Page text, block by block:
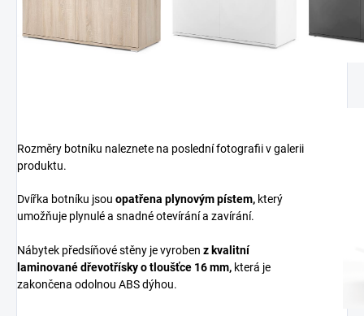
Rozměry botníku naleznete na poslední fotografii v galerii
produktu.
Dvířka botníku jsou opatřena plynovým pístem, který
umožňuje plynulé a snadné otevírání a zavírání.
Nábytek předsíňové stěny je vyroben z kvalitní
laminované dřevotřískyo tloušťce 16 mm, která je
zakončena odolnou ABS dýhou.